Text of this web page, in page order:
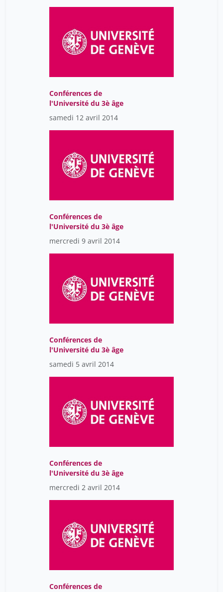
Conférences de
l'Université du 3è âge
samedi 12 avril 2014
Conférences de
l'Université du 3è âge
mercredi 9 avril 2014
Conférences de
l'Université du 3è âge
samedi 5 avril 2014
Conférences de
l'Université du 3è âge
mercredi 2 avril 2014
Conférences de